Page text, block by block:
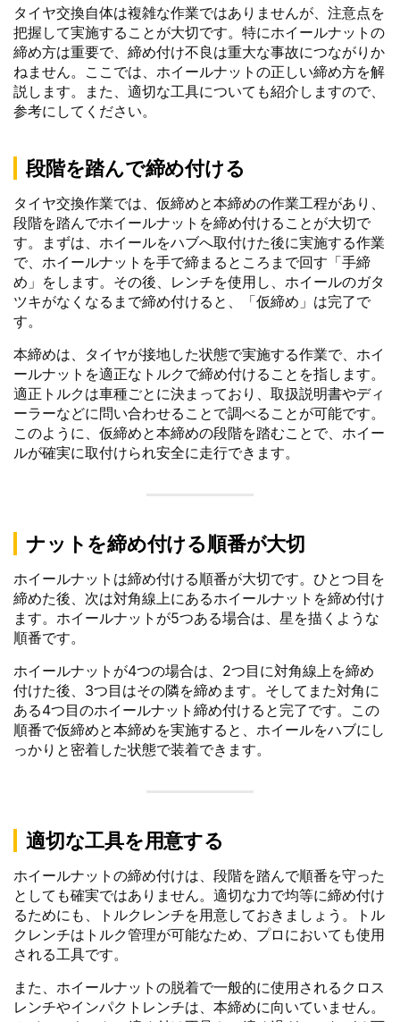
タイヤ交換自体は複雑な作業ではありませんが、注意点を
把握して実施することが大切です。特にホイールナットの
締め方は重要で、締め付け不良は重大な事故につながりか
ねません。ここでは、ホイールナットの正しい締め方を解
説します。また、適切な工具についても紹介しますので、
参考にしてください。
段階を踏んで締め付ける
タイヤ交換作業では、仮締めと本締めの作業工程があり、
段階を踏んでホイールナットを締め付けることが大切で
す。まずは、ホイールをハブへ取付けた後に実施する作業
で、ホイールナットを手で締まるところまで回す「手締
め」をします。その後、レンチを使用し、ホイールのガタ
ツキがなくなるまで締め付けると、「仮締め」は完了で
す。
本締めは、タイヤが接地した状態で実施する作業で、ホイ
ールナットを適正なトルクで締め付けることを指します。
適正トルクは車種ごとに決まっており、取扱説明書やディ
ーラーなどに問い合わせることで調べることが可能です。
このように、仮締めと本締めの段階を踏むことで、ホイー
ルが確実に取付けられ安全に走行できます。
ナットを締め付ける順番が大切
ホイールナットは締め付ける順番が大切です。ひとつ目を
締めた後、次は対角線上にあるホイールナットを締め付け
ます。ホイールナットが5つある場合は、星を描くような
順番です。
ホイールナットが4つの場合は、2つ目に対角線上を締め
付けた後、3つ目はその隣を締めます。そしてまた対角に
ある4つ目のホイールナット締め付けると完了です。この
順番で仮締めと本締めを実施すると、ホイールをハブにし
っかりと密着した状態で装着できます。
適切な工具を用意する
ホイールナットの締め付けは、段階を踏んで順番を守った
としても確実ではありません。適切な力で均等に締め付け
るためにも、トルクレンチを用意しておきましょう。トル
クレンチはトルク管理が可能なため、プロにおいても使用
される工具です。
また、ホイールナットの脱着で一般的に使用されるクロス
レンチやインパクトレンチは、本締めに向いていません。